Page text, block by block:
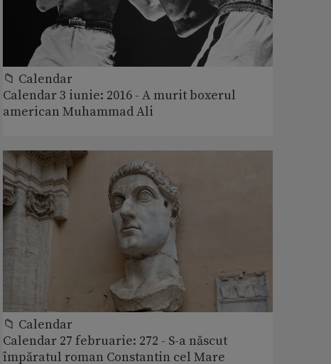
📁 Calendar
Calendar 3 iunie: 2016 - A murit boxerul
american Muhammad Ali
📁 Calendar
Calendar 27 februarie: 272 - S-a născut
împăratul roman Constantin cel Mare